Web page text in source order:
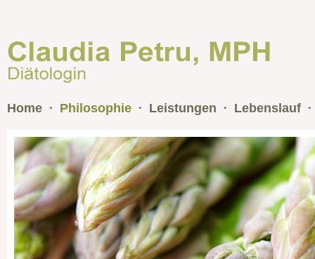
Home Philosophie Leistungen Lebenslauf